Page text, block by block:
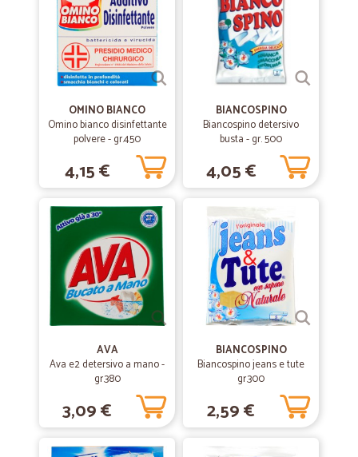
OMINO BIANCO
Omino bianco disinfettante
polvere - gr.450
4,15 €
BIANCOSPINO
Biancospino detersivo
busta - gr. 500
4,05 €
AVA
Ava e2 detersivo a mano -
gr.380
3,09 €
BIANCOSPINO
Biancospino jeans e tute
gr.300
2,59 €